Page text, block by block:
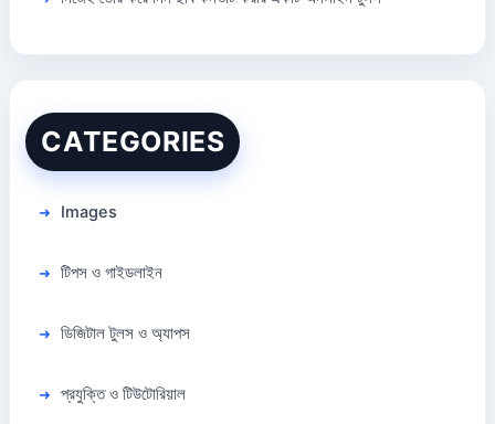
CATEGORIES
Images
টিপস ও গাইডলাইন
ডিজিটাল টুলস ও অ্যাপস
প্রযুক্তি ও টিউটোরিয়াল